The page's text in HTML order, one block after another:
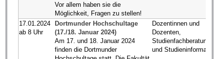
Vor allem haben sie die
Möglichkeit, Fragen zu stellen!
17.01.2024
ab 8 Uhr
Dortmunder Hochschultage
(17./18. Januar 2024)
Am 17. und 18. Januar 2024
finden die Dortmunder
Dozentinnen und
Dozenten,
Studienfachberatung
und Studieninformation